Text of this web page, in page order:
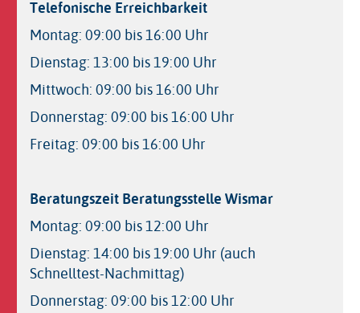
Telefonische Erreichbarkeit
Montag: 09:00 bis 16:00 Uhr
Dienstag: 13:00 bis 19:00 Uhr
Mittwoch: 09:00 bis 16:00 Uhr
Donnerstag: 09:00 bis 16:00 Uhr
Freitag: 09:00 bis 16:00 Uhr
Beratungszeit Beratungsstelle Wismar
Montag: 09:00 bis 12:00 Uhr
Dienstag: 14:00 bis 19:00 Uhr (auch
Schnelltest-Nachmittag)
Donnerstag: 09:00 bis 12:00 Uhr